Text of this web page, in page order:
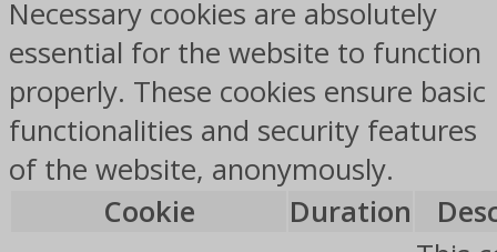
Necessary cookies are absolutely
essential for the website to function
properly. These cookies ensure basic
functionalities and security features
of the website, anonymously.
Cookie
Duration